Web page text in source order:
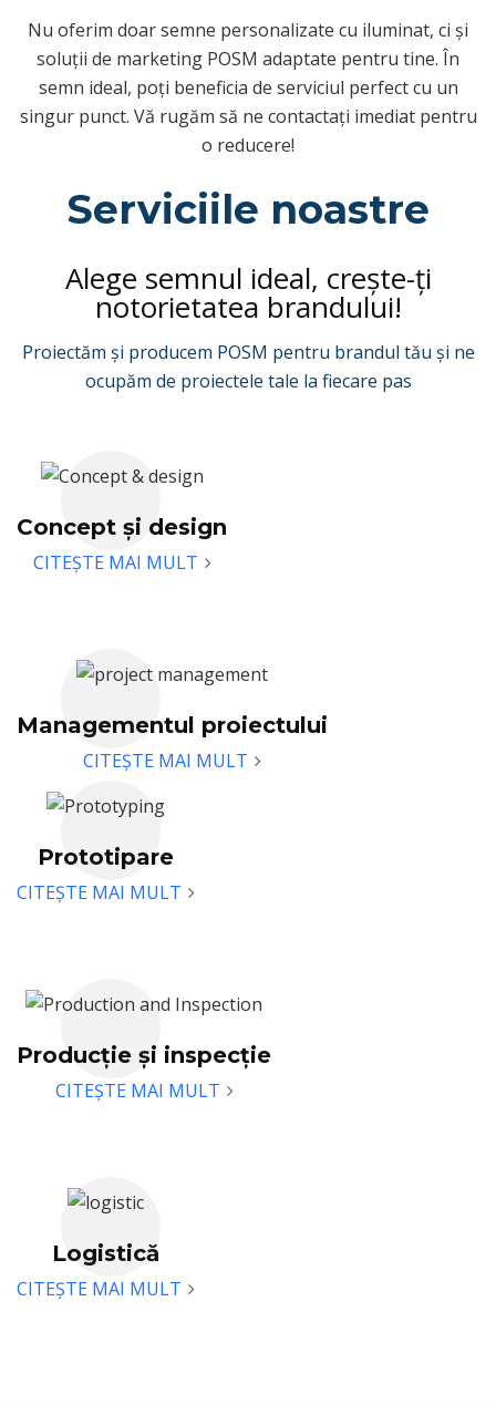
Panouri de tablă cu cadru
în formă de A de vânzare
Furnizor de soluții pentru
Suport personalizat
pentru masă
Găleata de gheață
Accesorii pentru bară
Cine suntem noi
Brandurile pe care le-am
Sustenabilitate
Echipa noastră
Catalog
Caz
X
Găleata cu gheață LED
Vitrină A Sticle de Băutură
Nu oferim doar semne personalizate cu iluminat, ci și
soluții de marketing POSM adaptate pentru tine. În
semn ideal, poți beneficia de serviciul perfect cu un
singur punct. Vă rugăm să ne contactați imediat pentru
o reducere!
Serviciile noastre
Alege semnul ideal, crește-ți
notorietatea brandului!
Proiectăm și producem POSM pentru brandul tău și ne
ocupăm de proiectele tale la fiecare pas
Concept și design
CITEȘTE MAI MULT
Managementul proiectului
CITEȘTE MAI MULT
Prototipare
CITEȘTE MAI MULT
Producție și inspecție
CITEȘTE MAI MULT
Logistică
CITEȘTE MAI MULT